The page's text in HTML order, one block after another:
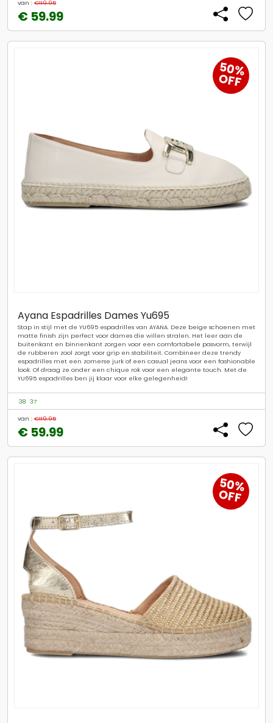
van : €119.95
€ 59.99
50%
OFF
Ayana Espadrilles Dames Yu695
Stap in stijl met de YU695 espadrilles van AYANA. Deze beige schoenen met
matte finish zijn perfect voor dames die willen stralen. Het leer aan de
buitenkant en binnenkant zorgen voor een comfortabele pasvorm, terwijl
de rubberen zool zorgt voor grip en stabiliteit. Combineer deze trendy
espadrilles met een zomerse jurk of een casual jeans voor een fashionable
look. Of draag ze onder een chique rok voor een elegante touch. Met de
YU695 espadrilles ben jij klaar voor elke gelegenheid!
38 37
van : €119.95
€ 59.99
50%
OFF